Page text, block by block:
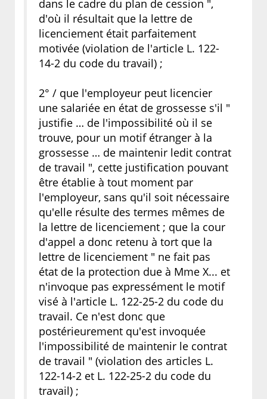
dans le cadre du plan de cession ",
d'où il résultait que la lettre de
licenciement était parfaitement
motivée (violation de l'article L. 122-
14-2 du code du travail) ;
2° / que l'employeur peut licencier
une salariée en état de grossesse s'il "
justifie … de l'impossibilité où il se
trouve, pour un motif étranger à la
grossesse … de maintenir ledit contrat
de travail ", cette justification pouvant
être établie à tout moment par
l'employeur, sans qu'il soit nécessaire
qu'elle résulte des termes mêmes de
la lettre de licenciement ; que la cour
d'appel a donc retenu à tort que la
lettre de licenciement " ne fait pas
état de la protection due à Mme X... et
n'invoque pas expressément le motif
visé à l'article L. 122-25-2 du code du
travail. Ce n'est donc que
postérieurement qu'est invoquée
l'impossibilité de maintenir le contrat
de travail " (violation des articles L.
122-14-2 et L. 122-25-2 du code du
travail) ;